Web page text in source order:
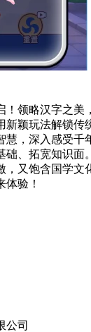
！领略汉字之美
颖玩法解锁传
慧，深入感受千
础、拓宽知识面
，又饱含国学文
验！
公司